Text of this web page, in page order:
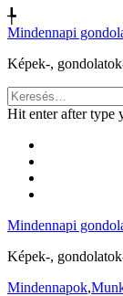
╄
Mindennapi
Képek-,
Keresés:
Hit enter after type
Mindennapi
Képek-,
Mindennapok,